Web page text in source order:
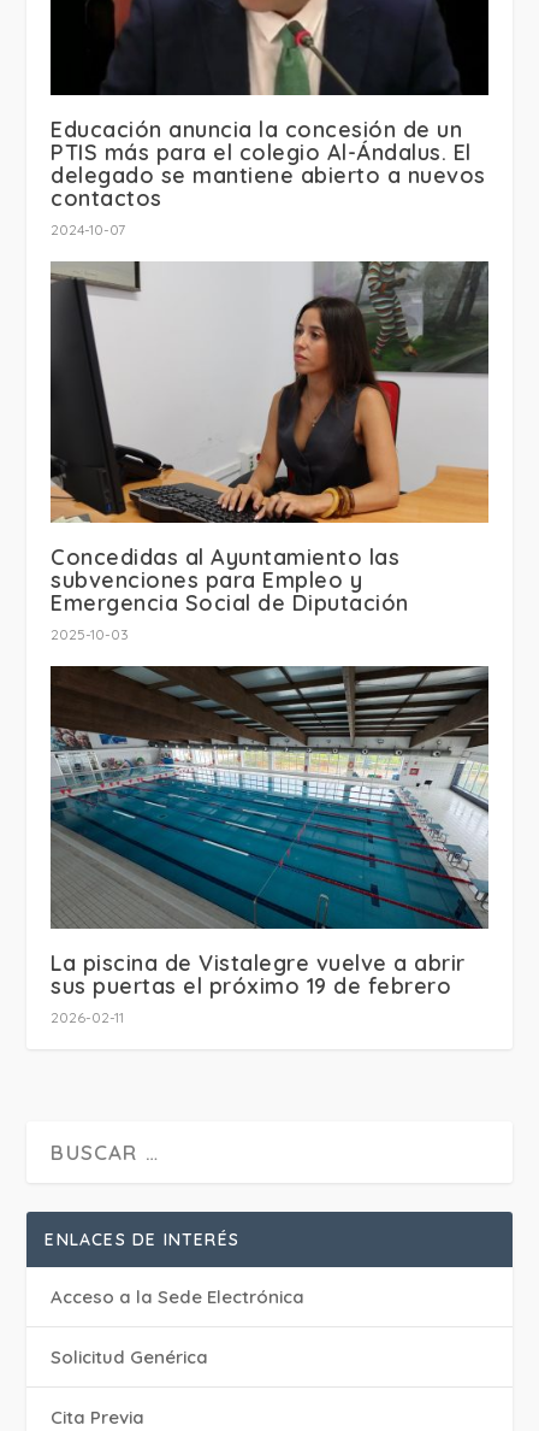
Educación anuncia la concesión de un
PTIS más para el colegio Al-Ándalus. El
delegado se mantiene abierto a nuevos
contactos
2024-10-07
Concedidas al Ayuntamiento las
subvenciones para Empleo y
Emergencia Social de Diputación
2025-10-03
La piscina de Vistalegre vuelve a abrir
sus puertas el próximo 19 de febrero
2026-02-11
ENLACES DE INTERÉS
Acceso a la Sede Electrónica
Solicitud Genérica
Cita Previa